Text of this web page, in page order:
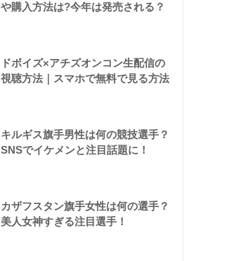
や購入方法は?今年は発売される？
ドボイズ×アチズオンコン生配信の
視聴方法｜スマホで無料で見る方法
キルギス旗手男性は何の競技選手？
SNSでイケメンと注目話題に！
カザフスタン旗手女性は何の選手？
美人女神すぎる注目選手！